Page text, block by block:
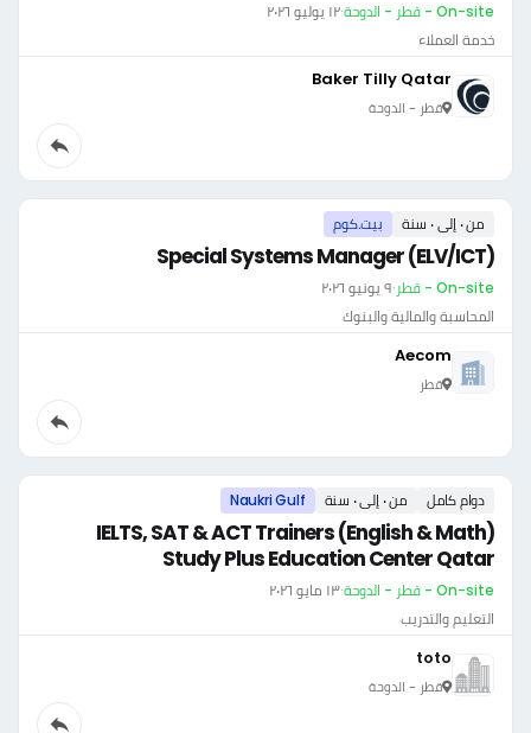
On-site - قطر - الدوحة ·١٢ يوليو ٢٠٢٦
خدمة العملاء
Baker Tilly Qatar
قطر - الدوحة
من ٠ إلى ٠ سنة بيت.كوم
Special Systems Manager (ELV/ICT)
On-site - قطر ·٩ يونيو ٢٠٢٦
المحاسبة والمالية والبنوك
Aecom
قطر
دوام كامل من ٠ إلى ٠ سنة Naukri Gulf
IELTS, SAT & ACT Trainers (English & Math)
Study Plus Education Center Qatar
On-site - قطر - الدوحة ·١٣ مايو ٢٠٢٦
التعليم والتدريب
toto
قطر - الدوحة